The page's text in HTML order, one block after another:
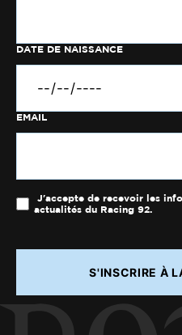
DATE DE NAISSANCE
EMAIL
J'accepte de recevoir les
actualités du Racing 92.
S'INSCRIRE À